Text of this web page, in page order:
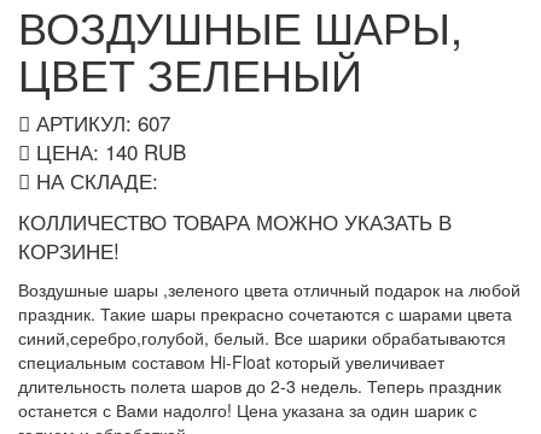
ВОЗДУШНЫЕ ШАРЫ,
ЦВЕТ ЗЕЛЕНЫЙ
АРТИКУЛ: 607
ЦЕНА: 140 RUB
НА СКЛАДЕ:
КОЛЛИЧЕСТВО ТОВАРА МОЖНО УКАЗАТЬ В
КОРЗИНЕ!
Воздушные шары ,зеленого цвета отличный подарок на любой
праздник. Такие шары прекрасно сочетаются с шарами цвета
синий,серебро,голубой, белый. Все шарики обрабатываются
специальным составом Hi-Float который увеличивает
длительность полета шаров до 2-3 недель. Теперь праздник
останется с Вами надолго! Цена указана за один шарик с